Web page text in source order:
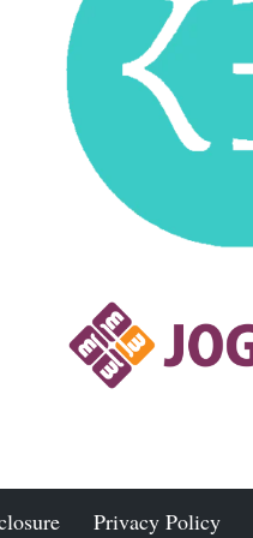
Privacy Policy